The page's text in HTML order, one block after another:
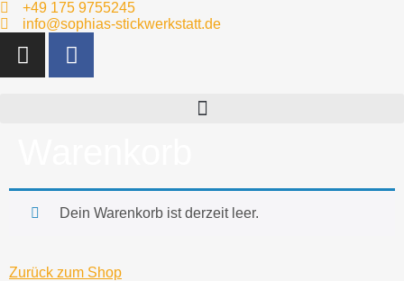
+49 175 9755245
info@sophias-stickwerkstatt.de
Dein Warenkorb ist derzeit leer.
Zurück zum Shop